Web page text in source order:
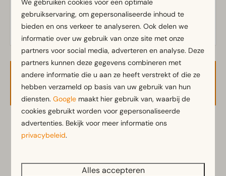
Elektra in ampere: 6
Beschikbaarheid en prijs
2 gasten
zo 09-08-2026 ma 10-08-2026
We gebruiken cookies voor een optimale
gebruikservaring, om gepersonaliseerde inhoud te
bieden en ons verkeer te analyseren. Ook delen we
informatie over uw gebruik van onze site met onze
partners voor social media, adverteren en analyse. Deze
partners kunnen deze gegevens combineren met
andere informatie die u aan ze heeft verstrekt of die ze
hebben verzameld op basis van uw gebruik van hun
diensten.Google maakt hier gebruik van, waarbij de
cookies gebruikt worden voor gepersonaliseerde
advertenties. Bekijk voor meer informatie ons
privacybeleid.
Alles accepteren